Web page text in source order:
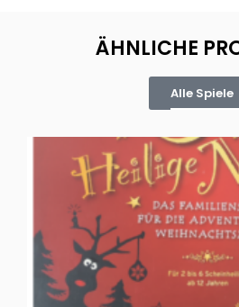
ÄHNLICHE
Alle Spiele
Oh, heilige Nacht!